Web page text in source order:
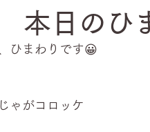
本日のひ
ひまわりです😀
ゃがコロッケ